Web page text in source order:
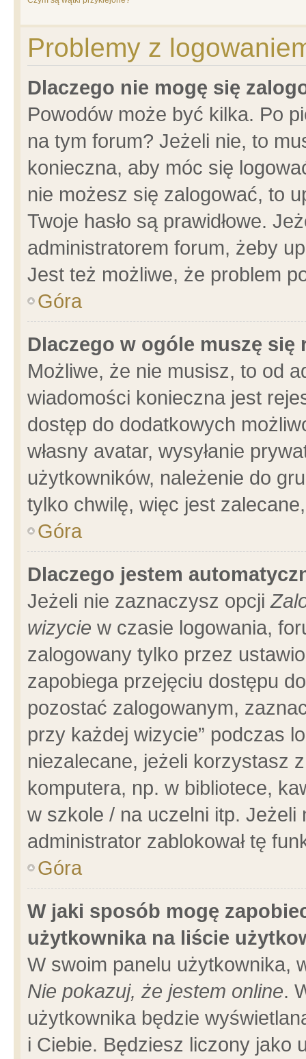
Problemy z
Dlaczego nie mogę się
Powodów może być kilka. Po
na tym forum? Jeżeli nie, to
konieczna, aby móc się
nie możesz się zalogować, to
Twoje hasło są prawidłowe.
administratorem forum, żeby
Jest też możliwe, że problem
Góra
Dlaczego w ogóle muszę się
Możliwe, że nie musisz, to od
wiadomości konieczna jest
dostęp do dodatkowych
własny avatar, wysyłanie
użytkowników, należenie do
tylko chwilę, więc jest
Góra
Dlaczego jestem
Jeżeli nie zaznaczysz opcji
wizycie w czasie logowania,
zalogowany tylko przez
zapobiega przejęciu dostępu
pozostać zalogowanym,
przy każdej wizycie” podczas
niezalecane, jeżeli korzystasz
komputera, np. w bibliotece,
w szkole / na uczelni itp.
administrator zablokował tę
Góra
W jaki sposób mogę
użytkownika na liście
W swoim panelu użytkownika,
Nie pokazuj, że jestem online.
użytkownika będzie
i Ciebie. Będziesz liczony jako